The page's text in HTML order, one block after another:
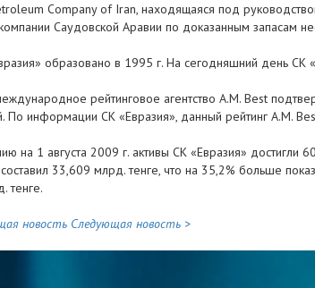
Company of Iran, находящаяся под
Саудовской Аравии по доказанным запасам
образовано в 1995 г. На сегодняшний день СК
рейтинговое агентство A.M. Best
По информации СК «Евразия», данный рейтинг A.M.
на 1 августа 2009 г. активы СК «Евразия»
33,609 млрд. тенге, что на 35,2% больше
тенге.
новость Следующая новость >